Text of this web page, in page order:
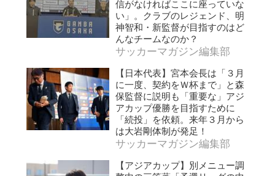
信がなければここに座っていな
い」。クラブのレジェンド、明
神智和・新監督が目指すのはど
んなチームなのか？
サッカーマガジン編集部
【日本代表】宮本会長は「３月
に一度、契約をＷ杯まで」と森
保監督に説明も「重要な」アジ
アカップ優勝を目指すために
「続投」を依頼。来年３月から
は大岩剛体制が発足！
サッカーマガジン編集部
【アジアカップ】別メニュー調